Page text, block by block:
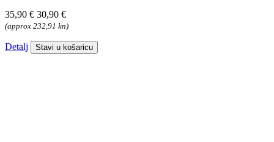
35,90 € 30,90 €
(approx 232,91 kn)
Detalj Stavi u košaricu